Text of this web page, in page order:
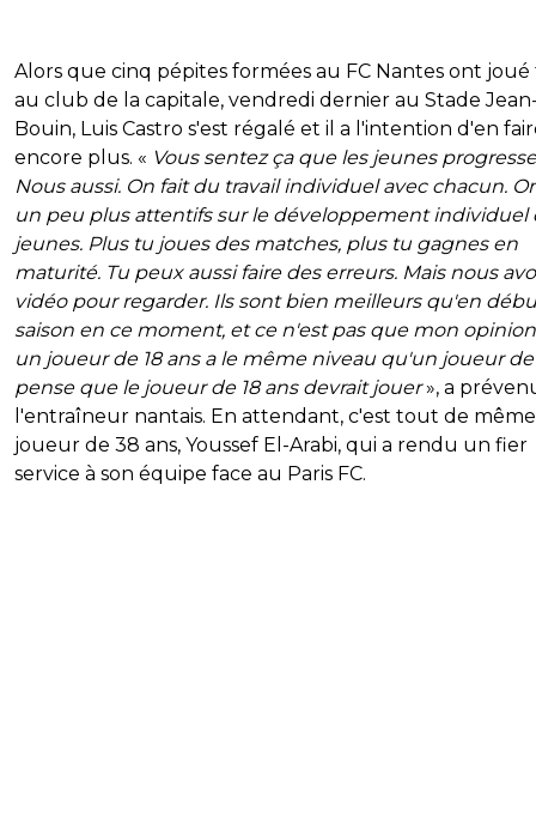
Alors que cinq pépites formées au FC Nantes ont joué
au club de la capitale, vendredi dernier au Stade
Bouin, Luis Castro s'est régalé et il a l'intention d'en
encore plus. « Vous sentez ça que les jeunes
Nous aussi. On fait du travail individuel avec chacun.
un peu plus attentifs sur le développement individuel
jeunes. Plus tu joues des matches, plus tu gagnes en
maturité. Tu peux aussi faire des erreurs. Mais nous
vidéo pour regarder. Ils sont bien meilleurs qu'en
saison en ce moment, et ce n'est pas que mon
un joueur de 18 ans a le même niveau qu'un joueur de
pense que le joueur de 18 ans devrait jouer», a
l'entraîneur nantais. En attendant, c'est tout de
joueur de 38 ans, Youssef El-Arabi, qui a rendu un fier
service à son équipe face au Paris FC.